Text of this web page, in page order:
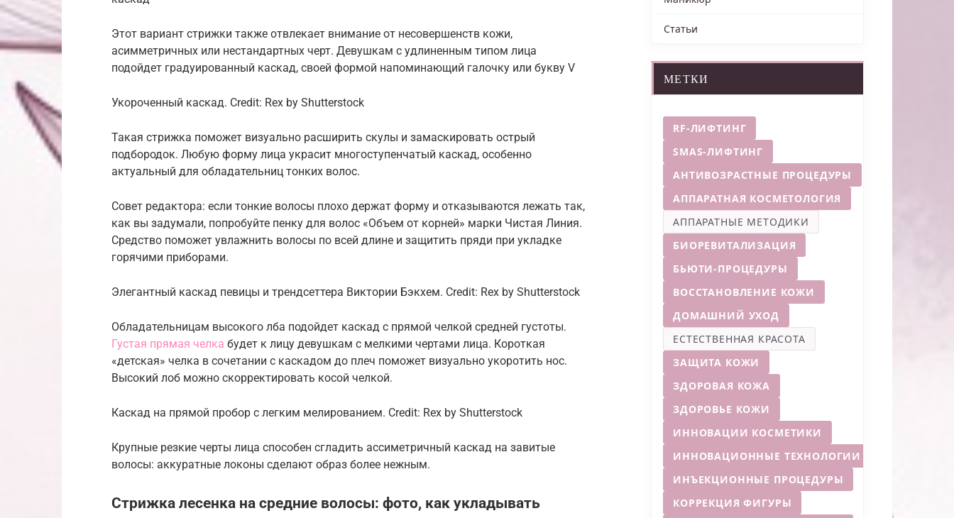
Этот вариант стрижки также отвлекает внимание от несовершенств кожи,
асимметричных или нестандартных черт. Девушкам с удлиненным типом лица
подойдет градуированный каскад, своей формой напоминающий галочку или букву V
Укороченный каскад. Credit: Rex by Shutterstock
Такая стрижка поможет визуально расширить скулы и замаскировать острый
подбородок. Любую форму лица украсит многоступенчатый каскад, особенно
актуальный для обладательниц тонких волос.
Совет редактора: если тонкие волосы плохо держат форму и отказываются лежать так,
как вы задумали, попробуйте пенку для волос «Объем от корней» марки Чистая Линия.
Средство поможет увлажнить волосы по всей длине и защитить пряди при укладке
горячими приборами.
Элегантный каскад певицы и трендсеттера Виктории Бэкхем. Credit: Rex by Shutterstock
Обладательницам высокого лба подойдет каскад с прямой челкой средней густоты.
Густая прямая челка будет к лицу девушкам с мелкими чертами лица. Короткая
«детская» челка в сочетании с каскадом до плеч поможет визуально укоротить нос.
Высокий лоб можно скорректировать косой челкой.
Каскад на прямой пробор с легким мелированием. Credit: Rex by Shutterstock
Крупные резкие черты лица способен сгладить ассиметричный каскад на завитые
волосы: аккуратные локоны сделают образ более нежным.
Стрижка лесенка на средние волосы: фото, как укладывать
Статьи
МЕТКИ
RF-ЛИФТИНГ
SMAS-ЛИФТИНГ
АНТИВОЗРАСТНЫЕ ПРОЦЕДУРЫ
АППАРАТНАЯ КОСМЕТОЛОГИЯ
АППАРАТНЫЕ МЕТОДИКИ
БИОРЕВИТАЛИЗАЦИЯ
БЬЮТИ-ПРОЦЕДУРЫ
ВОССТАНОВЛЕНИЕ КОЖИ
ДОМАШНИЙ УХОД
ЕСТЕСТВЕННАЯ КРАСОТА
ЗАЩИТА КОЖИ
ЗДОРОВАЯ КОЖА
ЗДОРОВЬЕ КОЖИ
ИННОВАЦИИ КОСМЕТИКИ
ИННОВАЦИОННЫЕ ТЕХНОЛОГИИ
ИНЪЕКЦИОННЫЕ ПРОЦЕДУРЫ
КОРРЕКЦИЯ ФИГУРЫ